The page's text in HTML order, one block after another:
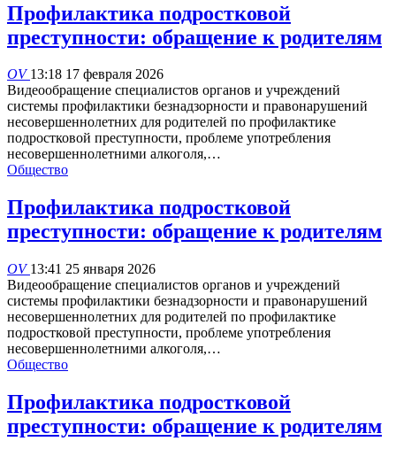
Профилактика подростковой
преступности: обращение к родителям
OV13:18 17 февраля 2026
Видеообращение специалистов органов и учреждений
системы профилактики безнадзорности и правонарушений
несовершеннолетних для родителей по профилактике
подростковой преступности, проблеме употребления
несовершеннолетними алкоголя,…
Общество
Профилактика подростковой
преступности: обращение к родителям
OV13:41 25 января 2026
Видеообращение специалистов органов и учреждений
системы профилактики безнадзорности и правонарушений
несовершеннолетних для родителей по профилактике
подростковой преступности, проблеме употребления
несовершеннолетними алкоголя,…
Общество
Профилактика подростковой
преступности: обращение к родителям